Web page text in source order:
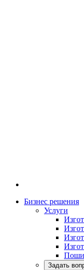
Бизнес решения
Услуги
Задать